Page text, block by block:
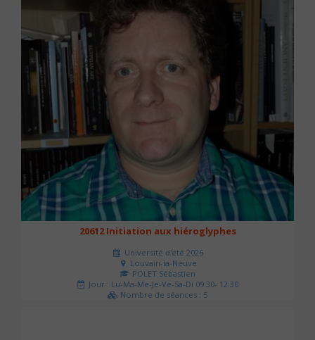
20612 Initiation aux hiéroglyphes
Université d'été 2026
Louvain-la-Neuve
POLET Sébastien
Jour : Lu-Ma-Me-Je-Ve-Sa-Di 09:30- 12:30
Nombre de séances : 5